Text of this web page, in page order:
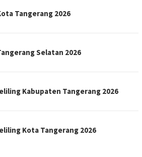
Tangerang 2026
Selatan 2026
Kabupaten Tangerang 2026
Kota Tangerang 2026